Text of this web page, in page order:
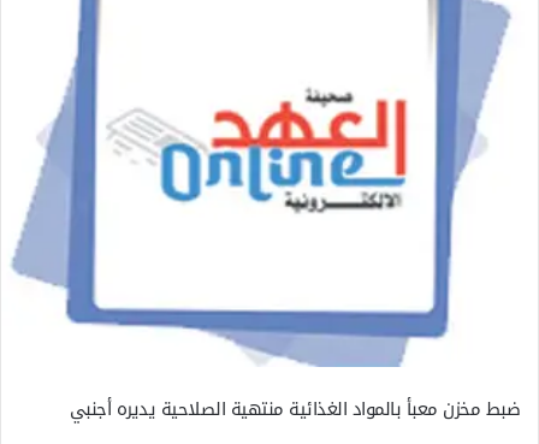
إ
ت
ي
ا
ضبط مخزن معبأ بالمواد الغذائية منتهية الصلاحية يديره أجنبي